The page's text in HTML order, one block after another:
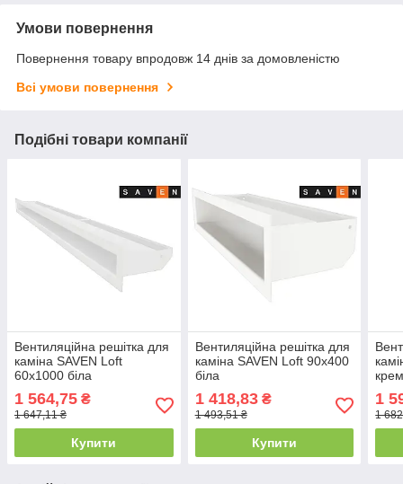
Умови повернення
Повернення товару впродовж 14 днів за домовленістю
Всі умови повернення
Подібні товари компанії
Вентиляційна решітка для
каміна SAVEN Loft
60х1000 біла
1 564,75 ₴
1 647,11 ₴
Купити
Вентиляційна решітка для
каміна SAVEN Loft 90х400
біла
1 418,83₴
1 493,51 ₴
Купити
1
1